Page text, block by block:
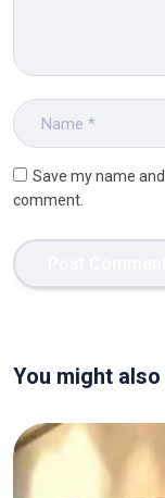
Save my name
comment.
You might